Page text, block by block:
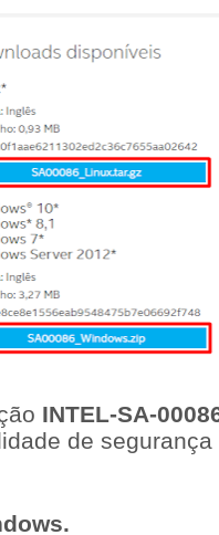
INTEL-SA-
de